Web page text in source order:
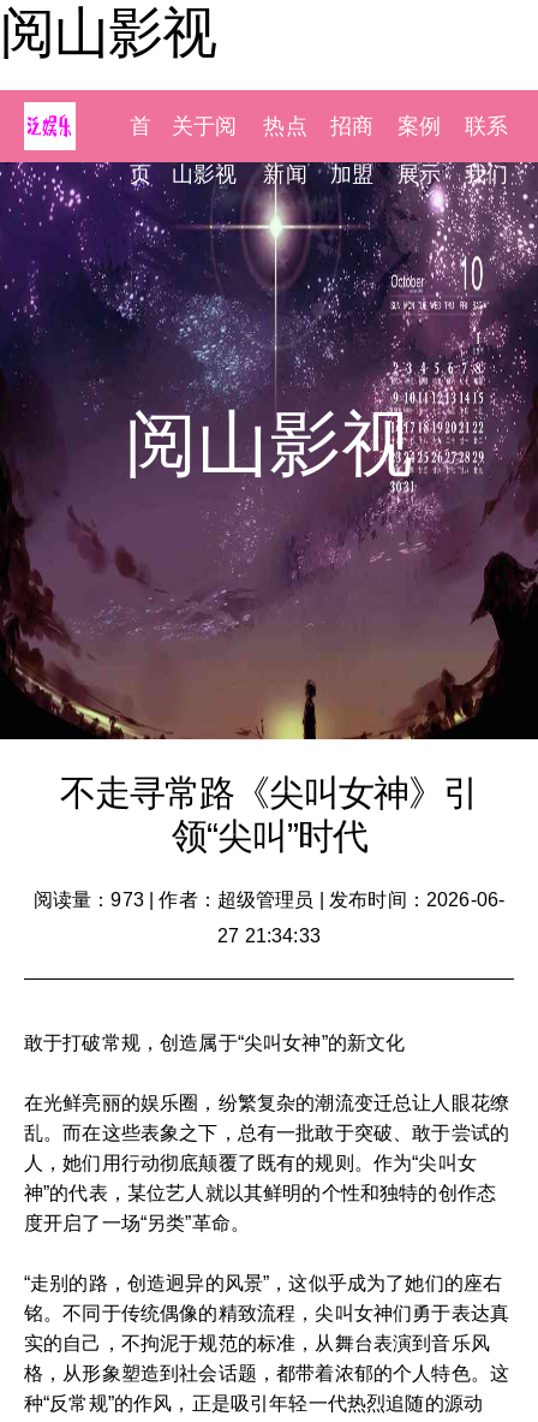
阅山影视
首
页
关于阅
山影视
热点
新闻
招商
加盟
案例
展示
联系
我们
阅山影视
不走寻常路《尖叫女神》引
领“尖叫”时代
阅读量：973|作者：超级管理员
发布时间：2026-06-
27 21:34:33
敢于打破常规，创造属于“尖叫女神”的新文化
在光鲜亮丽的娱乐圈，纷繁复杂的潮流变迁总让人眼花缭
乱。而在这些表象之下，总有一批敢于突破、敢于尝试的
人，她们用行动彻底颠覆了既有的规则。作为“尖叫女
神”的代表，某位艺人就以其鲜明的个性和独特的创作态
度开启了一场“另类”革命。
“走别的路，创造迥异的风景”，这似乎成为了她们的座右
铭。不同于传统偶像的精致流程，尖叫女神们勇于表达真
实的自己，不拘泥于规范的标准，从舞台表演到音乐风
格，从形象塑造到社会话题，都带着浓郁的个人特色。这
种“反常规”的作风，正是吸引年轻一代热烈追随的源动